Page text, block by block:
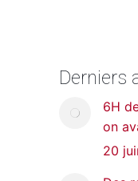
Derniers
6H
on
20